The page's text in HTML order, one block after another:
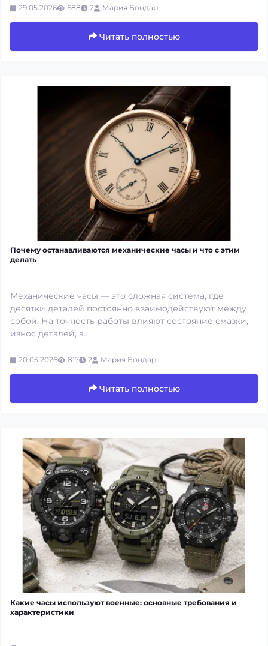
29.05.2026 688 2 Мария Бондар
Читать полностью
Почему останавливаются механические часы и что с этим
делать
Механические часы — это сложная система, где
десятки деталей постоянно взаимодействуют между
собой. На точность работы влияют состояние смазки,
износ деталей, а..
20.05.2026 817 2 Мария Бондар
Читать полностью
Какие часы используют военные: основные требования и
характеристики